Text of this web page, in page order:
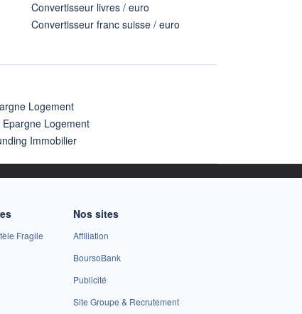
Convertisseur livres / euro
Convertisseur franc suisse / euro
Logement
Epargne Logement
Immobilier
Fragile
Nos sites
Affiliation
BoursoBank
Publicité
Site Groupe & Recrutement